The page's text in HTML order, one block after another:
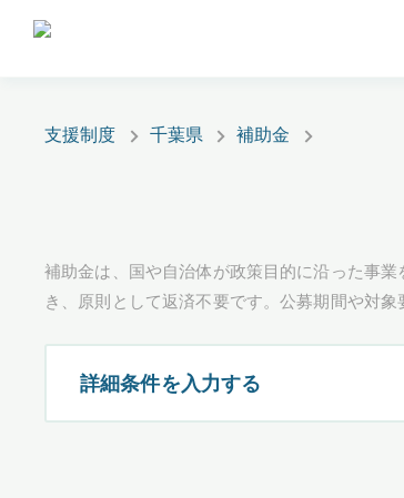
支援制度 千葉県 補助金
補助金は、国や自治体が政策目的に沿った事
き、原則として返済不要です。公募期間や対
詳細条件を入力する